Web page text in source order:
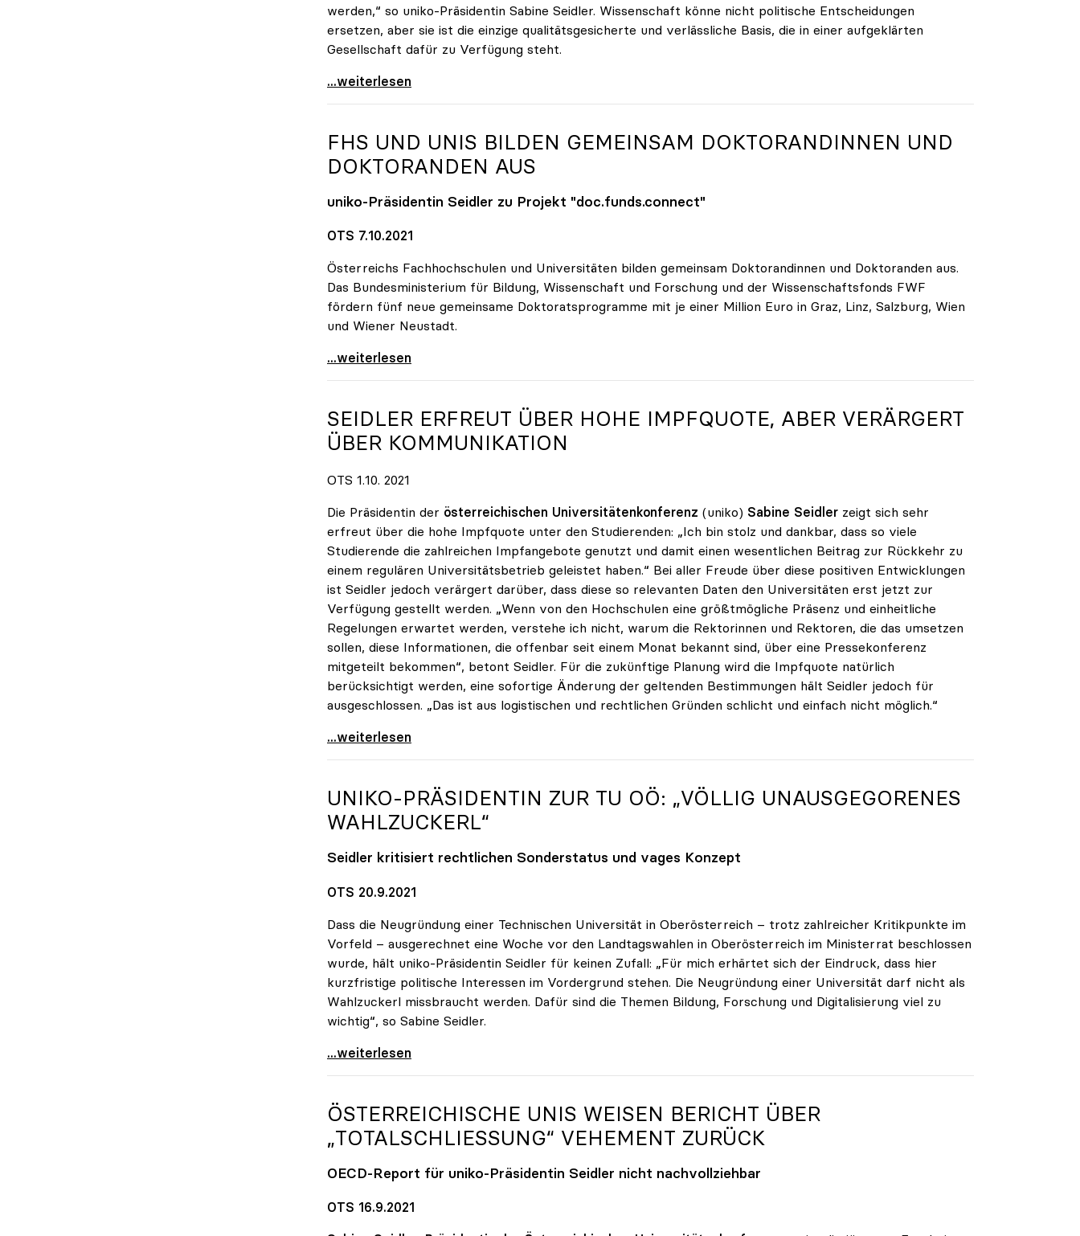
werden,“ so uniko-Präsidentin Sabine Seidler. Wissenschaft könne nicht politische Entscheidungen
ersetzen, aber sie ist die einzige qualitätsgesicherte und verlässliche Basis, die in einer aufgeklärten
Gesellschaft dafür zu Verfügung steht.
uniko stellt sich hinter Forscher:innen
...weiterlesen
FHS UND UNIS BILDEN GEMEINSAM DOKTORANDINNEN UND
DOKTORANDEN AUS
uniko-Präsidentin Seidler zu Projekt "doc.funds.connect"
OTS 7.10.2021
Österreichs Fachhochschulen und Universitäten bilden gemeinsam Doktorandinnen und Doktoranden aus.
Das Bundesministerium für Bildung, Wissenschaft und Forschung und der Wissenschaftsfonds FWF
fördern fünf neue gemeinsame Doktoratsprogramme mit je einer Million Euro in Graz, Linz, Salzburg, Wien
und Wiener Neustadt.
FHs und Unis bilden gemeinsam Doktorandinnen und
...weiterlesen
SEIDLER ERFREUT ÜBER HOHE IMPFQUOTE, ABER VERÄRGERT
ÜBER KOMMUNIKATION
OTS 1.10. 2021
Die Präsidentin der österreichischen Universitätenkonferenz (uniko) Sabine Seidler zeigt sich sehr
erfreut über die hohe Impfquote unter den Studierenden: „Ich bin stolz und dankbar, dass so viele
Studierende die zahlreichen Impfangebote genutzt und damit einen wesentlichen Beitrag zur Rückkehr zu
einem regulären Universitätsbetrieb geleistet haben.“ Bei aller Freude über diese positiven Entwicklungen
ist Seidler jedoch verärgert darüber, dass diese so relevanten Daten den Universitäten erst jetzt zur
Verfügung gestellt werden. „Wenn von den Hochschulen eine größtmögliche Präsenz und einheitliche
Regelungen erwartet werden, verstehe ich nicht, warum die Rektorinnen und Rektoren, die das umsetzen
sollen, diese Informationen, die offenbar seit einem Monat bekannt sind, über eine Pressekonferenz
mitgeteilt bekommen“, betont Seidler. Für die zukünftige Planung wird die Impfquote natürlich
berücksichtigt werden, eine sofortige Änderung der geltenden Bestimmungen hält Seidler jedoch für
ausgeschlossen. „Das ist aus logistischen und rechtlichen Gründen schlicht und einfach nicht möglich.“
Seidler erfreut über hohe Impfquote, aber
...weiterlesen
UNIKO-PRÄSIDENTIN ZUR TU OÖ: „VÖLLIG UNAUSGEGORENES
WAHLZUCKERL“
Seidler kritisiert rechtlichen Sonderstatus und vages Konzept
OTS 20.9.2021
Dass die Neugründung einer Technischen Universität in Oberösterreich – trotz zahlreicher Kritikpunkte im
Vorfeld – ausgerechnet eine Woche vor den Landtagswahlen in Oberösterreich im Ministerrat beschlossen
wurde, hält uniko-Präsidentin Seidler für keinen Zufall: „Für mich erhärtet sich der Eindruck, dass hier
kurzfristige politische Interessen im Vordergrund stehen. Die Neugründung einer Universität darf nicht als
Wahlzuckerl missbraucht werden. Dafür sind die Themen Bildung, Forschung und Digitalisierung viel zu
wichtig“, so Sabine Seidler.
uniko-Präsidentin zur TU OÖ: „Völlig
...weiterlesen
ÖSTERREICHISCHE UNIS WEISEN BERICHT ÜBER
„TOTALSCHLIESSUNG“ VEHEMENT ZURÜCK
OECD-Report für uniko-Präsidentin Seidler nicht nachvollziehbar
OTS 16.9.2021